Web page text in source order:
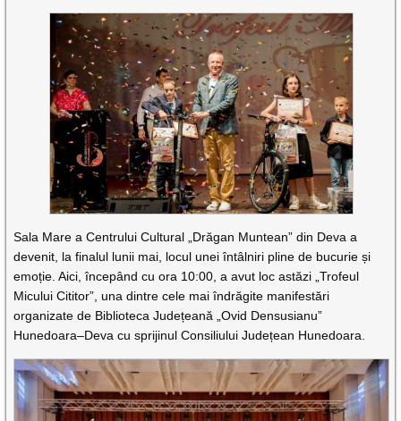
Sala Mare a Centrului Cultural „Drăgan Muntean” din Deva a
devenit, la finalul lunii mai, locul unei întâlniri pline de bucurie și
emoție. Aici, începând cu ora 10:00, a avut loc astăzi „Trofeul
Micului Cititor”, una dintre cele mai îndrăgite manifestări
organizate de Biblioteca Județeană „Ovid Densusianu”
Hunedoara–Deva cu sprijinul Consiliului Județean Hunedoara.